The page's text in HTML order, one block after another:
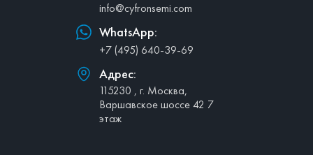
info@cyfronsemi.com
WhatsApp:
+7 (495) 640-39-69
Адрес:
115230 , г. Москва,
Варшавское шоссе 42 7
этаж